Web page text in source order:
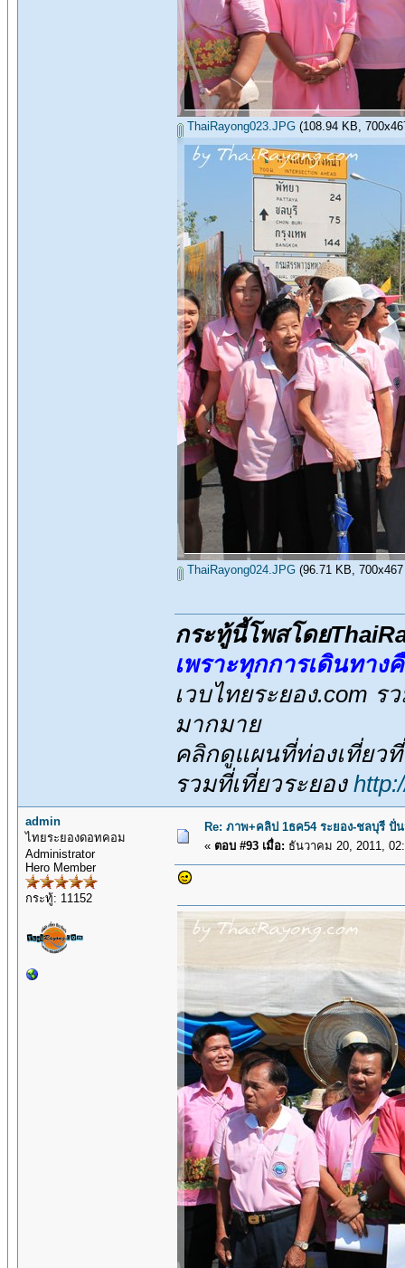
ThaiRayong023.JPG (108.94 KB,
ThaiRayong024.JPG (96.71 KB,
กระทู้นี้โพสโดย
เพราะทุกการเดินทาง
เวบไทยระยอง.com
มากมาย
คลิกดูแผนที่ท่องเที่ยว
รวมที่เที่ยวระยอง
admin
ไทยระยองดอทคอม
Administrator
Hero Member
กระทู้: 11152
Re: ภาพ+คลิป 1ธค54 ระยอง-ชลบุรี ปั่
« ตอบ #93 เมื่อ: ธันวาคม 20, 2011,